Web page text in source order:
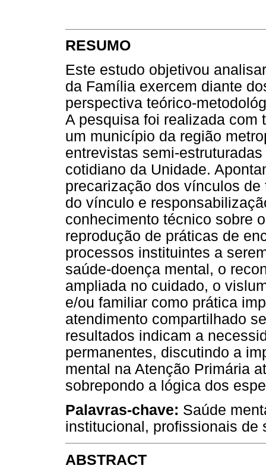
RESUMO
Este estudo objetivou
da Família exercem diante
perspectiva teórico-
A pesquisa foi realizada com
um município da região
entrevistas semi-
cotidiano da Unidade.
precarização dos vínculos
do vínculo e
conhecimento técnico sobre
reprodução de práticas de
processos instituintes a
saúde-doença mental, o
ampliada no cuidado, o
e/ou familiar como prática
atendimento compartilhado
resultados indicam a
permanentes, discutindo a
mental na Atenção Primária
sobrepondo a lógica dos
Palavras-chave: Saúde
institucional, profissionais de
ABSTRACT